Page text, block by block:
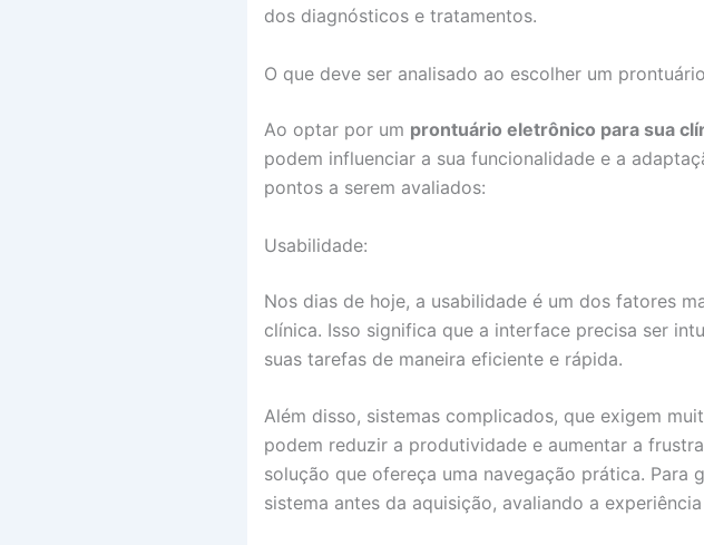
dos diagnósticos e tratamentos.
O que deve ser analisado ao escolher um
Ao optar por um prontuário eletrônico para sua
podem influenciar a sua funcionalidade e a
pontos a serem avaliados:
Usabilidade:
Nos dias de hoje, a usabilidade é um dos fatores
clínica. Isso significa que a interface precisa ser
suas tarefas de maneira eficiente e rápida.
Além disso, sistemas complicados, que exigem
podem reduzir a produtividade e aumentar a
solução que ofereça uma navegação prática.
sistema antes da aquisição, avaliando a